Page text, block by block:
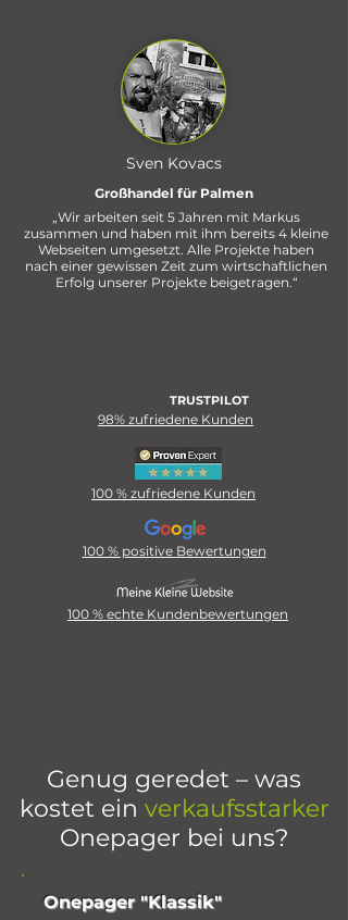
Sven Kovacs
Großhandel für Palmen
„Wir arbeiten seit 5 Jahren mit Markus
zusammen und haben mit ihm bereits 4 kleine
Webseiten umgesetzt. Alle Projekte haben
nach einer gewissen Zeit zum wirtschaftlichen
Erfolg unserer Projekte beigetragen.“
TRUSTPILOT
98% zufriedene Kunden
100 % zufriedene Kunden
100 % positive Bewertungen
100 % echte Kundenbewertungen
Genug geredet – was
kostet ein verkaufsstarker
Onepager bei uns?
Onepager "Klassik"